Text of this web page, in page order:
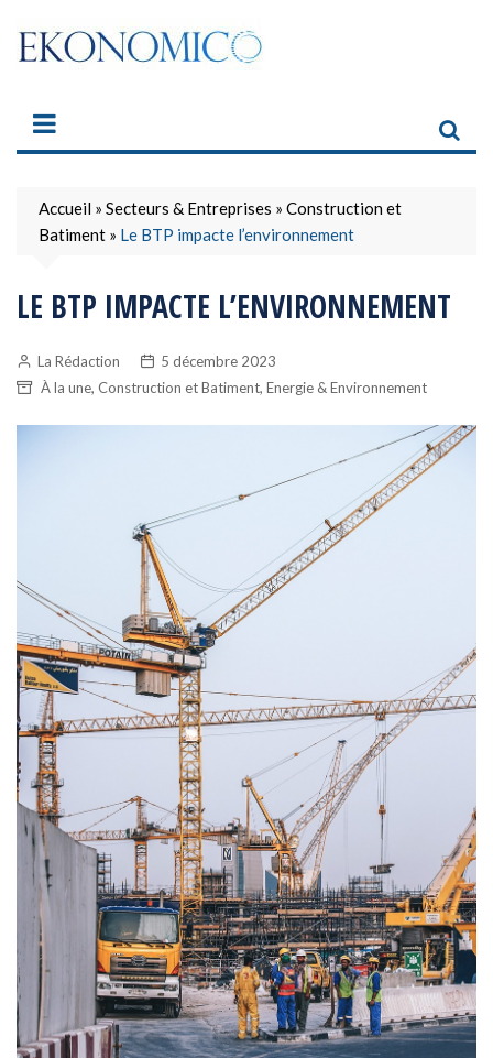
content
Accueil » Secteurs & Entreprises » Construction et
Batiment » Le BTP impacte l’environnement
LE BTP IMPACTE L’ENVIRONNEMENT
La Rédaction
5 décembre 2023
À la une, Construction et Batiment, Energie & Environnement